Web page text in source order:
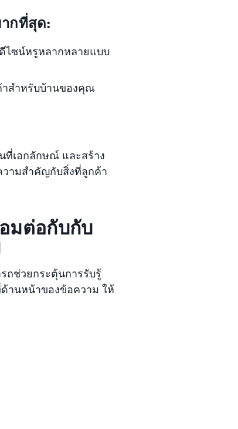
ากที่สุด:
ไซน์หรูหลากหลายแบบ
สำหรับบ้านของคุณ
ที่เอกลักษณ์ และสร้าง
วามสำคัญกับสิ่งที่ลูกค้า
มต่อกับกับ
ถช่วยกระตุ้นการรับรู้
านหน้าของข้อความ ให้